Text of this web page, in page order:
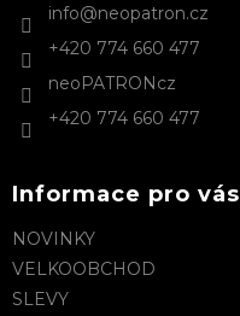
info@neopatron.cz
+420 774 660 477
neoPATRONcz
+420 774 660 477
Informace pro vás
NOVINKY
VELKOOBCHOD
SLEVY